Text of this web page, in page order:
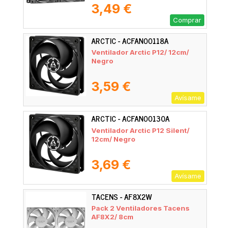
3,49 €
Comprar
ARCTIC - ACFAN00118A
Ventilador Arctic P12/ 12cm/
Negro
3,59 €
Avísame
ARCTIC - ACFAN00130A
Ventilador Arctic P12 Silent/
12cm/ Negro
3,69 €
Avísame
TACENS - AF8X2W
Pack 2 Ventiladores Tacens
AF8X2/ 8cm